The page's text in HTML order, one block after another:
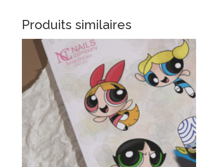
Produits similaires